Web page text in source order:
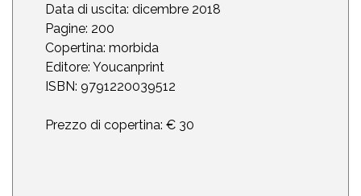
Data di uscita: dicembre 2018
Pagine: 200
Copertina: morbida
Editore: Youcanprint
ISBN: 9791220039512
Prezzo di copertina: € 30